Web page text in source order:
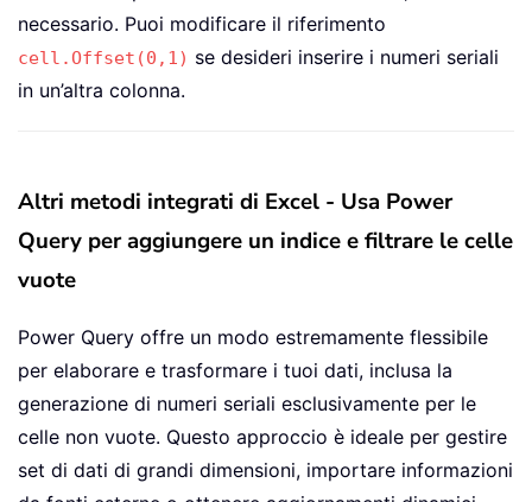
necessario. Puoi modificare il riferimento
cell.Offset(0,1) se desideri inserire i numeri seriali
in un’altra colonna.
Altri metodi integrati di Excel - Usa Power
Query per aggiungere un indice e filtrare le celle
vuote
Power Query offre un modo estremamente flessibile
per elaborare e trasformare i tuoi dati, inclusa la
generazione di numeri seriali esclusivamente per le
celle non vuote. Questo approccio è ideale per gestire
set di dati di grandi dimensioni, importare informazioni